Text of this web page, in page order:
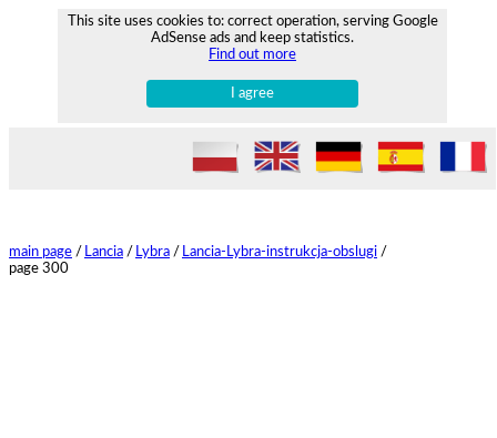
This site uses cookies to: correct operation, serving Google
AdSense ads and keep statistics.
Find out more
I agree
main page / Lancia / Lybra / Lancia-Lybra-instrukcja-obslugi /
page 300